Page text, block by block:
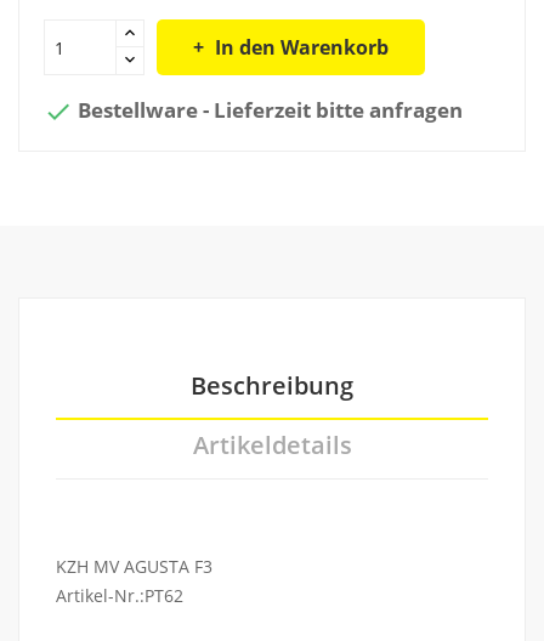
In den Warenkorb
 Bestellware - Lieferzeit bitte anfragen
Beschreibung
Artikeldetails
KZH MV AGUSTA F3
Artikel-Nr.:PT62